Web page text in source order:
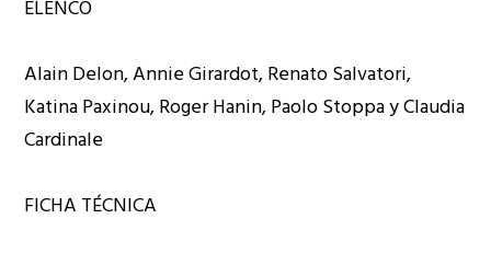
ELENCO
Alain Delon, Annie Girardot, Renato Salvatori,
Katina Paxinou, Roger Hanin, Paolo Stoppa y Claudia
Cardinale
FICHA TÉCNICA